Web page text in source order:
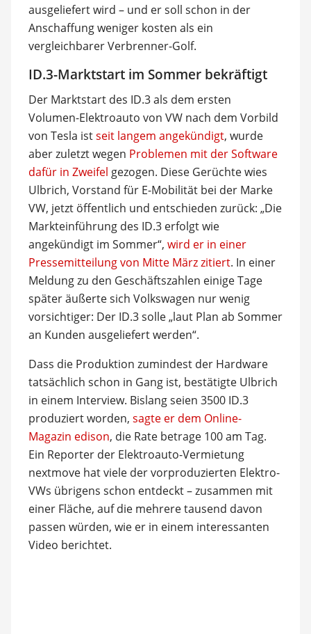
ausgeliefert wird – und er soll schon in der
Anschaffung weniger kosten als ein
vergleichbarer Verbrenner-Golf.
ID.3-Marktstart im Sommer bekräftigt
Der Marktstart des ID.3 als dem ersten
Volumen-Elektroauto von VW nach dem Vorbild
von Tesla istseit langem angekündigt, wurde
aber zuletzt wegen Problemen mit der Software
dafür in Zweifel gezogen. Diese Gerüchte wies
Ulbrich, Vorstand für E-Mobilität bei der Marke
VW, jetzt öffentlich und entschieden zurück: „Die
Markteinführung des ID.3 erfolgt wie
angekündigt im Sommer“, wird er in einer
Pressemitteilung von Mitte März zitiert. In einer
Meldung zu den Geschäftszahlen einige Tage
später äußerte sich Volkswagen nur wenig
vorsichtiger: Der ID.3 solle „laut Plan ab Sommer
an Kunden ausgeliefert werden“.
Dass die Produktion zumindest der Hardware
tatsächlich schon in Gang ist, bestätigte Ulbrich
in einem Interview. Bislang seien 3500 ID.3
produziert worden, sagte er dem Online-
Magazin edison, die Rate betrage 100 am Tag.
Ein Reporter der Elektroauto-Vermietung
nextmove hat viele der vorproduzierten Elektro-
VWs übrigens schon entdeckt – zusammen mit
einer Fläche, auf die mehrere tausend davon
passen würden, wie er in einem interessanten
Video berichtet.